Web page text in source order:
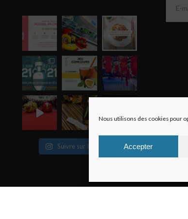
Nous utilisons des cookies pour
Accepter
Suivre sur Instagram